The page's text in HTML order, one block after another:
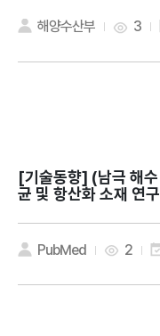
해양수산부 3
[기술동향]
균 및 항산화 소재
obacterium
39 isolated from
er
PubMed 2